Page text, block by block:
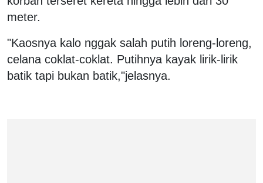
meter.
"Kaosnya kalo nggak salah putih loreng-loreng,
celana coklat-coklat. Putihnya kayak lirik-lirik
batik tapi bukan batik,"jelasnya.